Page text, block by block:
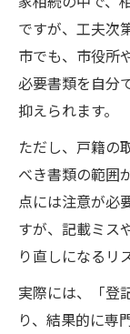
ですが、工夫次
市でも、市役所
必要書類を自分
抑えられます。
ただし、戸籍の
べき書類の範囲
点には注意が必
すが、記載ミス
り直しになるリ
実際には、「登
り、結果的に専